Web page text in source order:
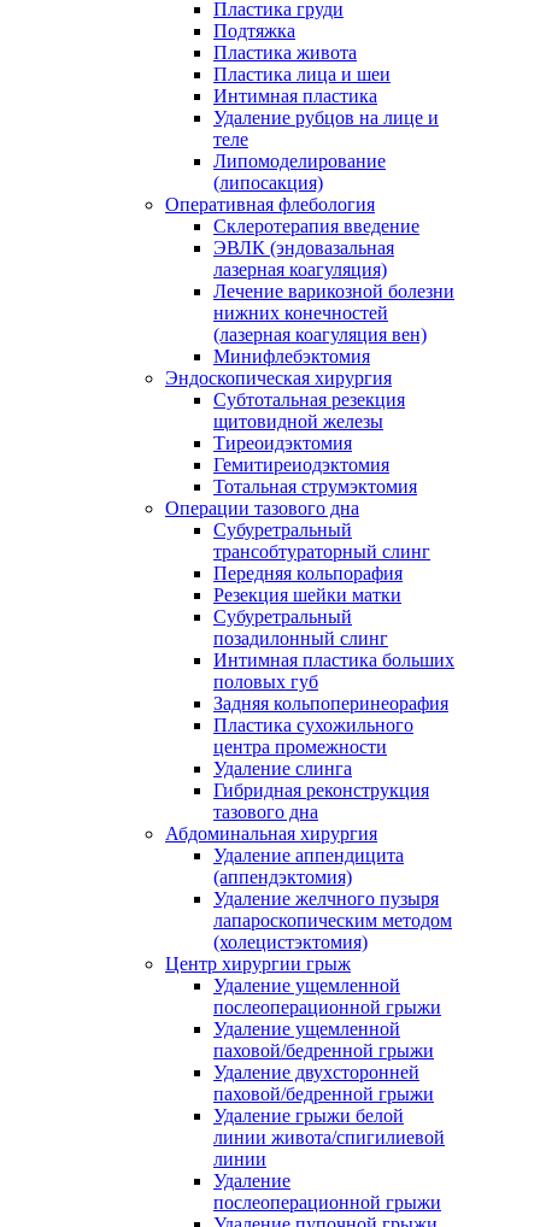
Пластика груди
Подтяжка
Пластика живота
Пластика лица и шеи
Интимная пластика
Удаление рубцов на лице и
теле
Липомоделирование
(липосакция)
Оперативная флебология
Склеротерапия введение
ЭВЛК (эндовазальная
лазерная коагуляция)
Лечение варикозной болезни
нижних конечностей
(лазерная коагуляция вен)
Минифлебэктомия
Эндоскопическая хирургия
Субтотальная резекция
щитовидной железы
Тиреоидэктомия
Гемитиреиодэктомия
Тотальная струмэктомия
Операции тазового дна
Субуретральный
трансобтураторный слинг
Передняя кольпорафия
Резекция шейки матки
Субуретральный
позадилонный слинг
Интимная пластика больших
половых губ
Задняя кольпоперинеорафия
Пластика сухожильного
центра промежности
Удаление слинга
Гибридная реконструкция
тазового дна
Абдоминальная хирургия
Удаление аппендицита
(аппендэктомия)
Удаление желчного пузыря
лапароскопическим методом
(холецистэктомия)
Центр хирургии грыж
Удаление ущемленной
послеоперационной грыжи
Удаление ущемленной
паховой/бедренной грыжи
Удаление двухсторонней
паховой/бедренной грыжи
Удаление грыжи белой
линии живота/спигилиевой
линии
Удаление
послеоперационной грыжи